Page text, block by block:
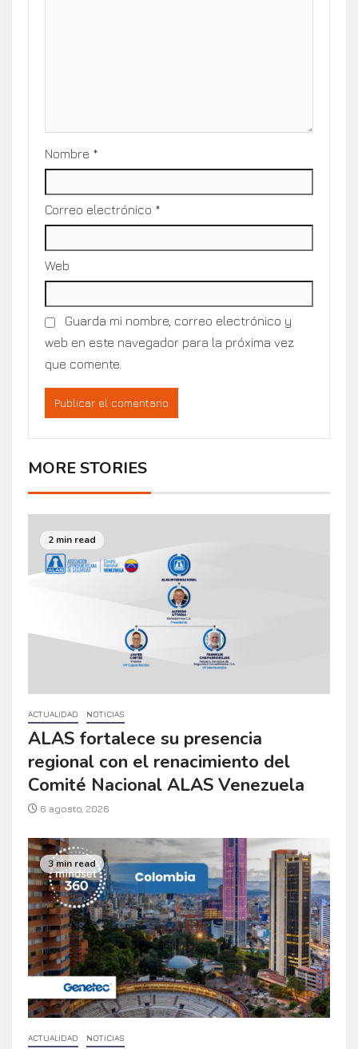
Nombre *
Correo electrónico *
Web
Guarda mi nombre, correo electrónico y
web en este navegador para la próxima vez
que comente.
MORE STORIES
2 min read
ACTUALIDAD NOTICIAS
ALAS fortalece su presencia
regional con el renacimiento del
Comité Nacional ALAS Venezuela
6 agosto, 2026
3 min read
ACTUALIDAD NOTICIAS